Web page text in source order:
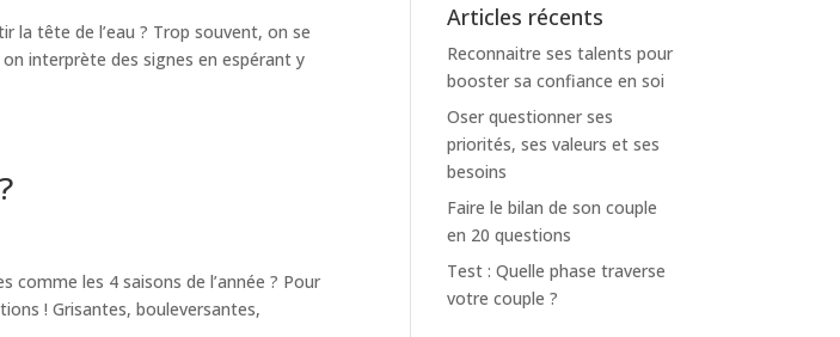
la tête de l’eau ? Trop souvent, on se
interprète des signes en espérant y
comme les 4 saisons de l’année ? Pour
! Grisantes, bouleversantes,
Articles récents
Reconnaitre ses talents pour
booster sa confiance en soi
Oser questionner ses
priorités, ses valeurs et ses
besoins
Faire le bilan de son couple
en 20 questions
Test : Quelle phase traverse
votre couple ?